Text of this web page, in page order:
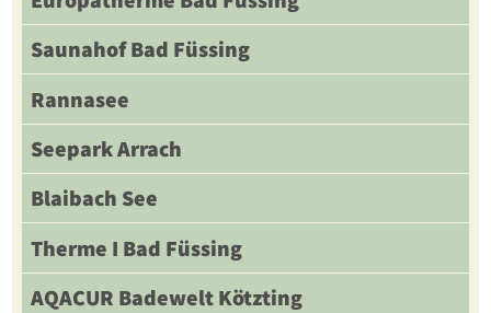
Saunahof Bad Füssing
Rannasee
Seepark Arrach
Blaibach See
Therme I Bad Füssing
AQACUR Badewelt Kötzting